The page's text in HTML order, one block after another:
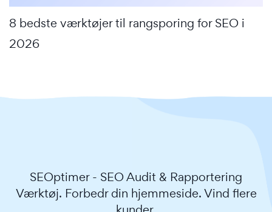
8 bedste værktøjer til rangsporing for SEO i
2026
SEOptimer - SEO Audit & Rapportering
Værktøj. Forbedr din hjemmeside. Vind flere